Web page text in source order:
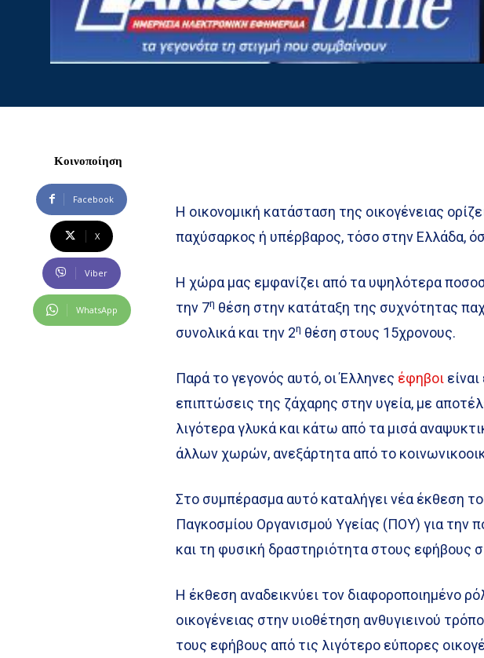
Κοινοποίηση
Facebook
X
Viber
WhatsApp
H οικονομική κατάσταση της οικογένειας
παχύσαρκος ή υπέρβαρος, τόσο στην Ελλάδα,
Η χώρα μας εμφανίζει από τα υψηλότερα
την 7η θέση στην κατάταξη της συχνότητας
συνολικά και την 2η θέση στους 15χρονους.
Παρά το γεγονός αυτό, οι Έλληνες έφηβοι
επιπτώσεις της ζάχαρης στην υγεία, με
λιγότερα γλυκά και κάτω από τα μισά
άλλων χωρών, ανεξάρτητα από το
Στο συμπέρασμα αυτό καταλήγει νέα έκθεση
Παγκοσμίου Οργανισμού Υγείας (ΠΟΥ) για την
και τη φυσική δραστηριότητα στους εφήβους
Η έκθεση αναδεικνύει τον διαφοροποιημένο
οικογένειας στην υιοθέτηση ανθυγιεινού
τους εφήβους από τις λιγότερο εύπορες